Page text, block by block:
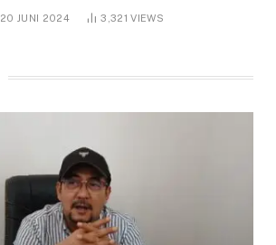
20 JUNI 2024 3,321VIEWS